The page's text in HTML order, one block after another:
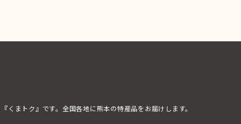
くまトク』です。全国各地に熊本の特産品をお届けします。